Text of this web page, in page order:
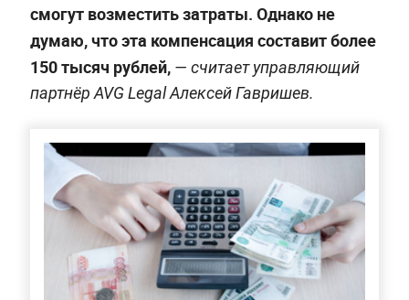
смогут возместить затраты. Однако не
думаю, что эта компенсация составит более
150 тысяч рублей,— считает управляющий
партнёр AVG Legal Алексей Гавришев.